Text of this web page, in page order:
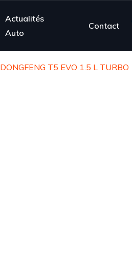
Actualités
Auto
Contact
DONGFENG T5 EVO 1.5 L TURBO